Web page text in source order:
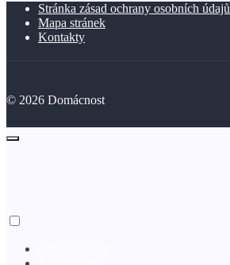
Stránka zásad ochrany osobních údajů
Mapa stránek
Kontakty
© 2026 Domácnost